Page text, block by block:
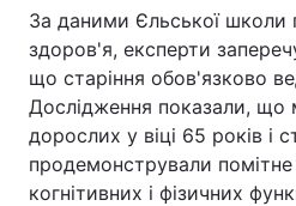
Україна
Економіка
Техно і зв'язок
За даними Єльської школи
здоров'я, експерти
що старіння обов'язково
Дослідження показали, що
дорослих у віці 65 років і
продемонстрували помітне
когнітивних і фізичних